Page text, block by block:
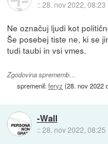
::28. nov 2022, 08:23
Ne označuj ljudi kot
Še posebej tiste ne, ki se
tudi taubi in vsi vmes.
Zgodovina sprememb…
spremenil:feryz (28. nov 2022
-Wall
::28. nov 2022, 08:25